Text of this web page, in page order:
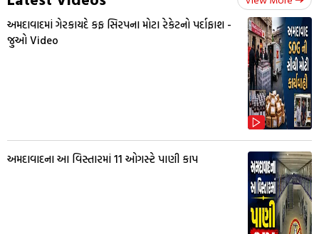
અમદાવાદમાં ગેરકાયદે કફ સિરપના મોટા રેકેટનો પર્દાફાશ -
જુઓ Video
અમદાવાદના આ વિસ્તારમાં 11 ઓગસ્ટે પાણી કાપ